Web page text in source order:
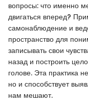
вопросы: что именно
двигаться вперед?
самонаблюдение и
пространство для
записывать свои
назад и построить
голове. Эта практика
но и способствует
нам мешают.